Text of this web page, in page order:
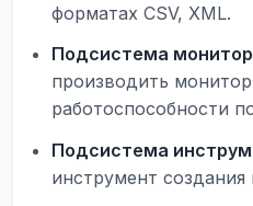
форматах CSV, XML.
Подсистема
производить
работоспособности
Подсистема
инструмент